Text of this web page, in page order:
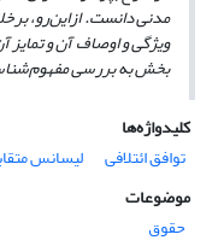
مدنی دانست. ازاین‌رو،
ویژگی و اوصاف آن و تمایز
بخش به بررسی
کلیدواژه‌ها
توافق ائتلافی
لیسانس
موضوعات
حقوق